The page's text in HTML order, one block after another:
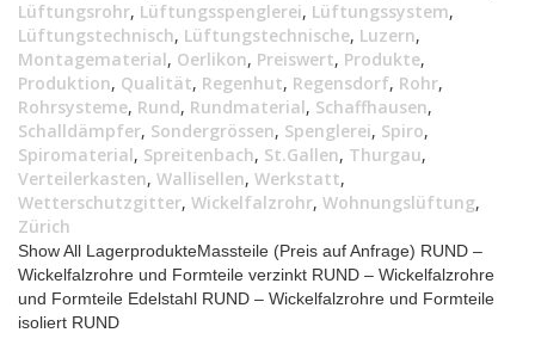
Lüftungsrohr, Lüftungsspenglerei, Lüftungssystem,
Lüftungstechnisch, Lüftungstechnische, Luzern,
Montagematerial, Oerlikon, Preiswert, Produkte,
Produktion, Qualität, Regenhut, Regensdorf, Rohr,
Rohrsysteme, Rund, Rundmaterial, Schaffhausen,
Schalldämpfer, Sondergrössen, Spenglerei, Spiro,
Spiromaterial, Spreitenbach, St.Gallen, Thurgau,
Verteilerkasten, Wallisellen, Werkstatt,
Wetterschutzgitter, Wickelfalzrohr, Wohnungslüftung,
Zürich
Show All LagerprodukteMassteile (Preis auf Anfrage) RUND –
Wickelfalzrohre und Formteile verzinkt RUND – Wickelfalzrohre
und Formteile Edelstahl RUND – Wickelfalzrohre und Formteile
isoliert RUND